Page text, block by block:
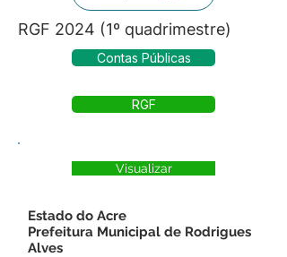
RGF 2024 (1º quadrimestre)
Contas Públicas
RGF
Visualizar
Estado do Acre
Prefeitura Municipal de Rodrigues
Alves